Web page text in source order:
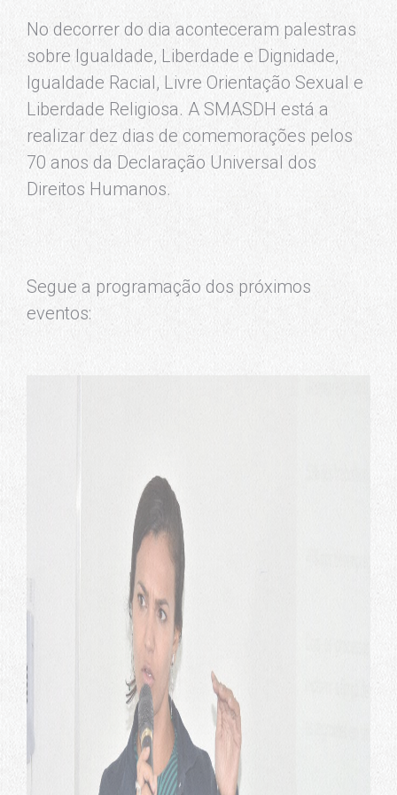
No decorrer do dia aconteceram palestras
sobre Igualdade, Liberdade e Dignidade,
Igualdade Racial, Livre Orientação Sexual e
Liberdade Religiosa. A SMASDH está a
realizar dez dias de comemorações pelos
70 anos da Declaração Universal dos
Direitos Humanos.
Segue a programação dos próximos
eventos: